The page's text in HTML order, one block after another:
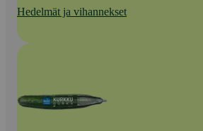
Hedelmät ja vihannekset